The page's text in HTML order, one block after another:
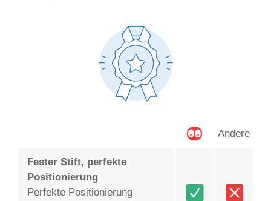
Andere
Fester Stift, perfekte
Positionierung
Perfekte Positionierung